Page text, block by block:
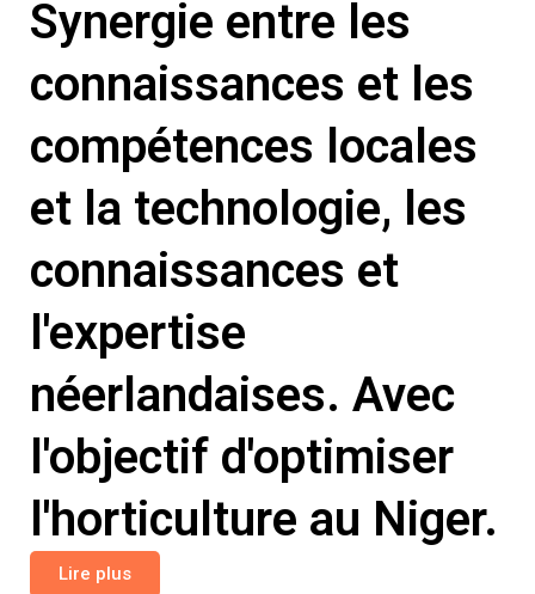
Synergie entre les
connaissances et les
compétences locales
et la technologie, les
connaissances et
l'expertise
néerlandaises. Avec
l'objectif d'optimiser
l'horticulture au Niger.
Lire plus